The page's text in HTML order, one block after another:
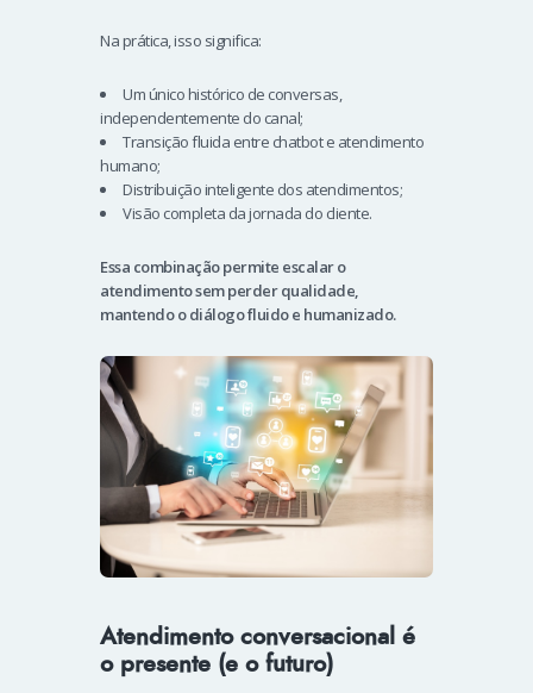
Na prática, isso significa:
Um único histórico de conversas,
independentemente do canal;
Transição fluida entre chatbot e atendimento
humano;
Distribuição inteligente dos atendimentos;
Visão completa da jornada do cliente.
Essa combinação permite escalar o
atendimento sem perder qualidade,
mantendo o diálogo fluido e humanizado.
Atendimento conversacional é
o presente (e o futuro)